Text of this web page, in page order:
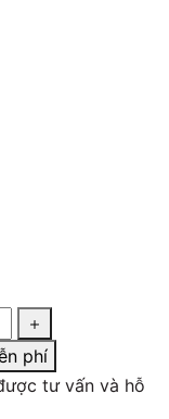
phí
tư vấn và hỗ